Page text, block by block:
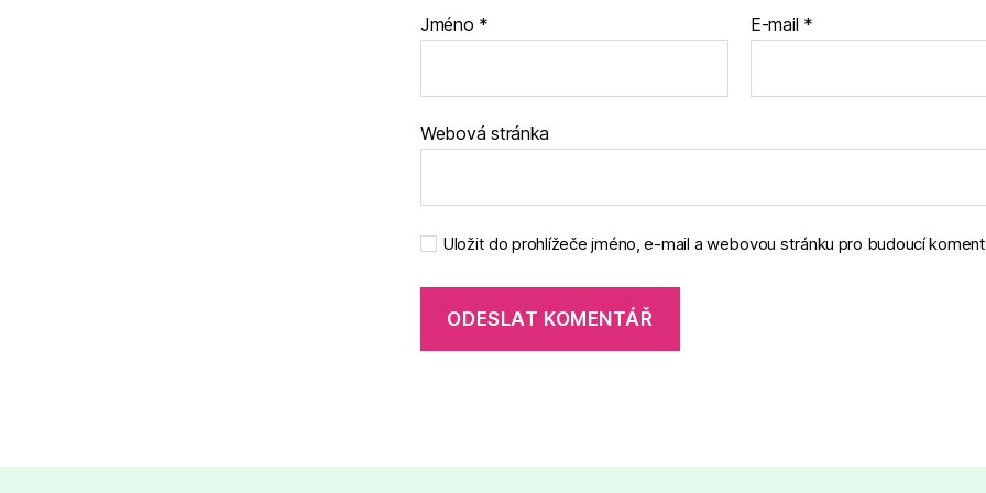
Jméno * E-mail *
Webová stránka
Uložit do prohlížeče jméno, e-mail a webovou stránku pro budoucí